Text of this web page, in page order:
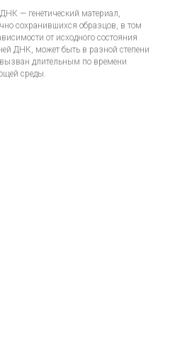
— генетический материал,
сохранившихся образцов, в том
от исходного состояния
ДНК, может быть в разной степени
длительным по времени
среды.